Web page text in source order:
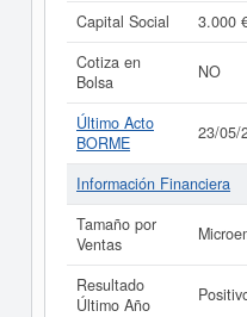
Capital Social
3.000
Cotiza en
Bolsa
NO
Último Acto
BORME
23/05/
Información Financiera
Tamaño por
Ventas
Resultado
Último Año